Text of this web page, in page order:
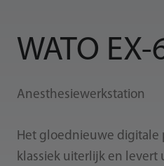
WATO
Anesthesiewerkstation
Het gloednieuwe digitale
klassiek uiterlijk en levert